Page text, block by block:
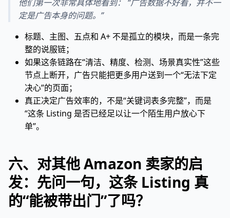
他们第一次非常具体地看到： “广告数据不好看，并不一
定是广告本身的问题。”
标题、主图、五点和 A+ 不是孤立的模块，而是一条完
整的说服链；
如果这条链路在“清洁、精度、检测、场景真实性”这些
节点上断开，广告只能把更多用户送到一个“无法下定
决心”的页面；
真正决定广告效率的，不是“关键词表多完整”，而是
“这条 Listing 是否已经足以让一个陌生用户放心下
单”。
六、对其他 Amazon 卖家的启
发：先问一句，这条 Listing 真
的“能被带出门”了吗？